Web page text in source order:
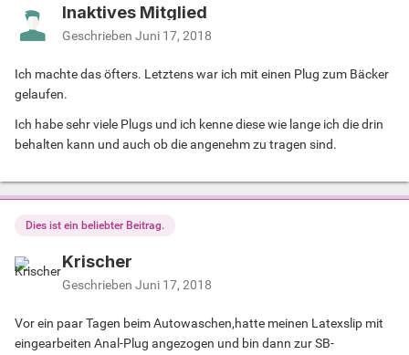
Inaktives Mitglied
Geschrieben Juni 17, 2018
Ich machte das öfters. Letztens war ich mit einen Plug zum Bäcker
gelaufen.
Ich habe sehr viele Plugs und ich kenne diese wie lange ich die drin
behalten kann und auch ob die angenehm zu tragen sind.
Dies ist ein beliebter Beitrag.
Krischer
Geschrieben Juni 17, 2018
Vor ein paar Tagen beim Autowaschen,hatte meinen Latexslip mit
eingearbeiten Anal-Plug angezogen und bin dann zur SB-